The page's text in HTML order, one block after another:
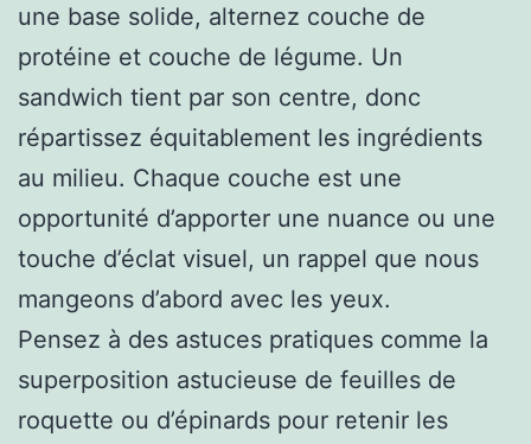
une base solide, alternez couche de
protéine et couche de légume. Un
sandwich tient par son centre, donc
répartissez équitablement les ingrédients
au milieu. Chaque couche est une
opportunité d’apporter une nuance ou une
touche d’éclat visuel, un rappel que nous
mangeons d’abord avec les yeux.
Pensez à des astuces pratiques comme la
superposition astucieuse de feuilles de
roquette ou d’épinards pour retenir les